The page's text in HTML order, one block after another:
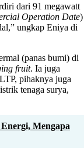
dari 91 megawatt
Operation Date)
ungkap Eniya di
(panas bumi) di
fruit. Ia juga
pihaknya juga
tenaga surya,
Mengapa